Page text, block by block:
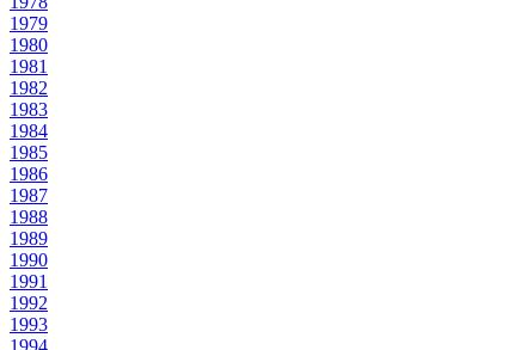
1979
1980
1981
1982
1983
1984
1985
1986
1987
1988
1989
1990
1991
1992
1993